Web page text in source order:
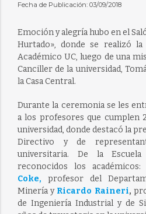
Fecha de Publicación: 03/09/2018
Emoción y alegría hubo en el
Hurtado», donde se realizó
Académico UC, luego de una
Canciller de la universidad,
la Casa Central.
Durante la ceremonia se les
a los profesores que cumplen
universidad, donde destacó la
Directivo y de
universitaria. De la
reconocidos los académicos:
Coke, profesor del
Minería y Ricardo Raineri,
de Ingeniería Industrial y de